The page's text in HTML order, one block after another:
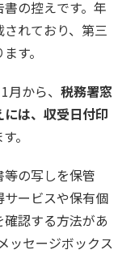
の控えです。年
れており、第三
す。
から、 税務署窓
は、収受日付印
。
の写しを保管
サービスや保有個
認する方法があ
ッセージボックス